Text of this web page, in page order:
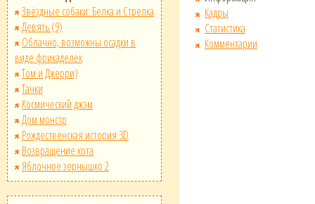
Звёздные собаки: Белка и Стрелка
Девять (9)
Облачно, возможны осадки в
виде фрикаделек
Том и Джерри)
Тачки
Космический джэм
Дом монстр
Рождественская история 3D
Возвращение кота
Яблочное зернышко 2
Кадры
Статистика
Комментарии